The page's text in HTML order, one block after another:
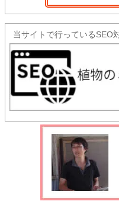
当サイトで行っているSEO